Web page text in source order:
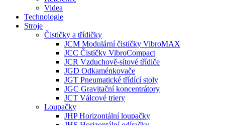
Videa
Technologie
Stroje
Čističky a třídičky
JCM Modulární čističky VibroMAX
JCC Čističky VibroCompact
JCR Vzduchově-sítové třídiče
JGD Odkaménkovače
JGT Pneumatické třídící stoly
JGC Gravitační koncentrátory
JCT Válcové triery
Loupačky
JHP Horizontální loupačky